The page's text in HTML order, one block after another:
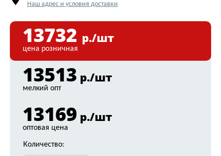
Наш адрес и условия доставки
13732 р./шт
цена розничная
13513 р./шт
мелкий опт
13169 р./шт
оптовая цена
Количество: